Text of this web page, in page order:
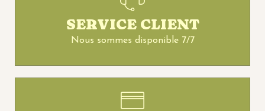
SERVICE CLIENT
Nous sommes disponible 7/7